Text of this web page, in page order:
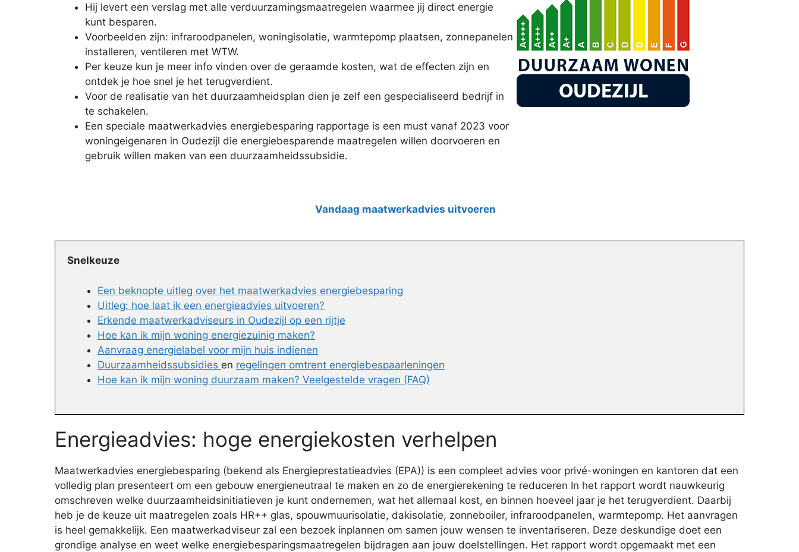
Hij levert een verslag met alle verduurzamingsmaatregelen waarmee jij direct energie
kunt besparen.
Voorbeelden zijn: infraroodpanelen, woningisolatie, warmtepomp plaatsen, zonnepanelen
installeren, ventileren met WTW.
Per keuze kun je meer info vinden over de geraamde kosten, wat de effecten zijn en
ontdek je hoe snel je het terugverdient.
Voor de realisatie van het duurzaamheidsplan dien je zelf een gespecialiseerd bedrijf in
te schakelen.
Een speciale maatwerkadvies energiebesparing rapportage is een must vanaf 2023 voor
woningeigenaren in Oudezijl die energiebesparende maatregelen willen doorvoeren en
gebruik willen maken van een duurzaamheidssubsidie.
Vandaag maatwerkadvies uitvoeren
Snelkeuze
Een beknopte uitleg over het maatwerkadvies energiebesparing
Uitleg: hoe laat ik een energieadvies uitvoeren?
Erkende maatwerkadviseurs in Oudezijl op een rijtje
Hoe kan ik mijn woning energiezuinig maken?
Aanvraag energielabel voor mijn huis indienen
Duurzaamheidssubsidies en regelingen omtrent energiebespaarleningen
Hoe kan ik mijn woning duurzaam maken? Veelgestelde vragen (FAQ)
Energieadvies: hoge energiekosten verhelpen
Maatwerkadvies energiebesparing (bekend als Energieprestatieadvies (EPA)) is een compleet advies voor privé-woningen en kantoren dat een
volledig plan presenteert om een gebouw energieneutraal te maken en zo de energierekening te reduceren In het rapport wordt nauwkeurig
omschreven welke duurzaamheidsinitiatieven je kunt ondernemen, wat het allemaal kost, en binnen hoeveel jaar je het terugverdient. Daarbij
heb je de keuze uit maatregelen zoals HR++ glas, spouwmuurisolatie, dakisolatie, zonneboiler, infraroodpanelen, warmtepomp. Het aanvragen
is heel gemakkelijk. Een maatwerkadviseur zal een bezoek inplannen om samen jouw wensen te inventariseren. Deze deskundige doet een
grondige analyse en weet welke energiebesparingsmaatregelen bijdragen aan jouw doelstellingen. Het rapport wordt opgemaakt met een